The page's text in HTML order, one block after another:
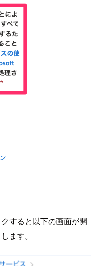
すると以下の画面が開
ます。